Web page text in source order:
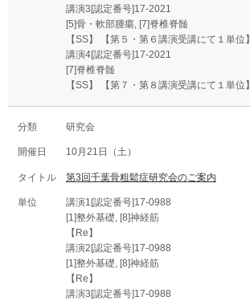
講演3[認定番号]17-2021
[5]骨・軟部腫瘍, [7]脊椎脊髄
【SS】 【第５・第６講演受講にて１単位】
講演4[認定番号]17-2021
[7]脊椎脊髄
【SS】 【第７・第８講演受講にて１単位】
研究会
10月21日（土）
第3回千葉骨粗鬆症研究会のご案内
講演1[認定番号]17-0988
[1]整外基礎, [8]神経筋
【Re】
講演2[認定番号]17-0988
[1]整外基礎, [8]神経筋
【Re】
講演3[認定番号]17-0988